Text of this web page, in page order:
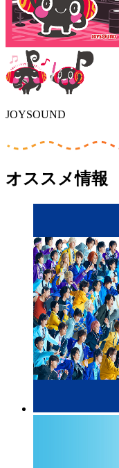
JOYSOUND
オススメ情報